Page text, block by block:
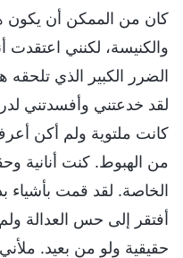
كان من الممكن أن يكون
والكنيسة، لكنني
الضرر الكبير الذي تلحقه
لقد خدعتني وأفسدتني
كانت ملتوية ولم أكن
من الهبوط. كنت أنانية
الخاصة. لقد قمت
أفتقر إلى حس العدالة
حقيقية ولو من بعيد.